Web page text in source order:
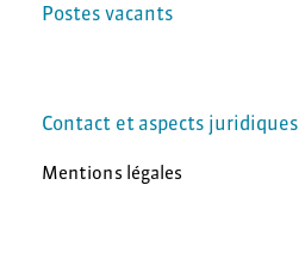
Postes vacants
Contact et aspects juridiques
Mentions légales